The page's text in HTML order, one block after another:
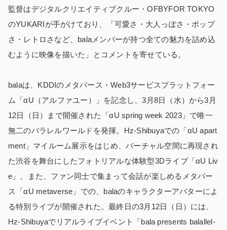
監督はデジタルクリエイティブクルー・OFBYFOR TOKYO
のYUKARIが手がけており、「可愛さ・大人っぽさ・ポップ
さ・レトロさなど、balaメンバーが持つ全ての魅力を詰め込
むように映像を描いた」とコメントを寄せている。
balaは、KDDIのメタバース・Web3サービスプラットフォー
ム「αU（アルファユー）」を記念し、3月8日（水）から3月
12日（日）まで開催された「αU spring week 2023」で唯一
無二のバラレルワールドを発揮。Hz-Shibuyaでの「αU apart
ment」マイルーム展示をはじめ、バーチャル空間に再現され
た渋谷を舞台にしたフォトリアルな体験型3Dライブ「αU Liv
e」、また、ファン同士で集まって会話が楽しめるメタバー
ス「αU metaverse」での、balaのキャラクターアバターによ
る特別ライブが開催された。最終日の3月12日（日）には、
Hz-Shibuyaでリアルライブイベント「bala presents balallel-